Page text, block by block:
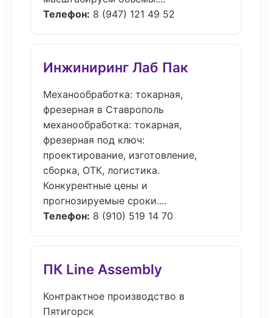
Телефон: 8 (947) 121 49 52
Инжиниринг Лаб Пак
Механообработка: токарная,
фрезерная в Ставрополь
механообработка: токарная,
фрезерная под ключ:
проектирование, изготовление,
сборка, ОТК, логистика.
Конкурентные цены и
прогнозируемые сроки....
Телефон: 8 (910) 519 14 70
ПК Line Assembly
Контрактное производство в
Пятигорск